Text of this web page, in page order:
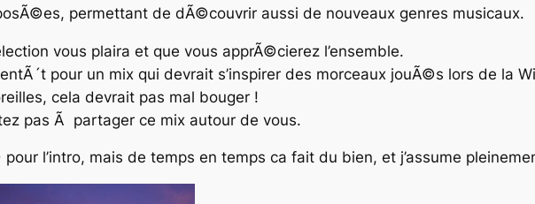
permettant de dÃ©couvrir aussi de nouveaux genres musicaux.
vous plaira et que vous apprÃ©cierez l’ensemble.
pour un mix qui devrait s’inspirer des morceaux jouÃ©s lors de la
cela devrait pas mal bouger !
pas Ã partager ce mix autour de vous.
pour l’intro, mais de temps en temps ca fait du bien, et j’assume